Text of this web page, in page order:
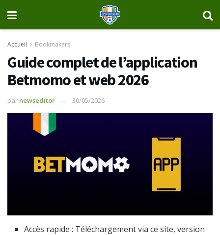
Accueil Bookmakers
Guide complet de l’application
Betmomo et web 2026
par newseditor 30/05/2026
Accès rapide : Téléchargement via ce site, version